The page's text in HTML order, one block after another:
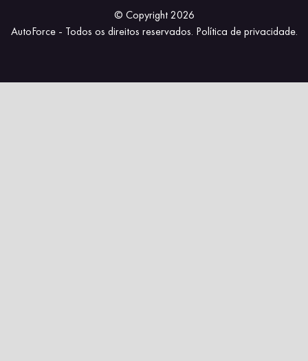
© Copyright 2026
AutoForce - Todos os direitos reservados. Política de privacidade.